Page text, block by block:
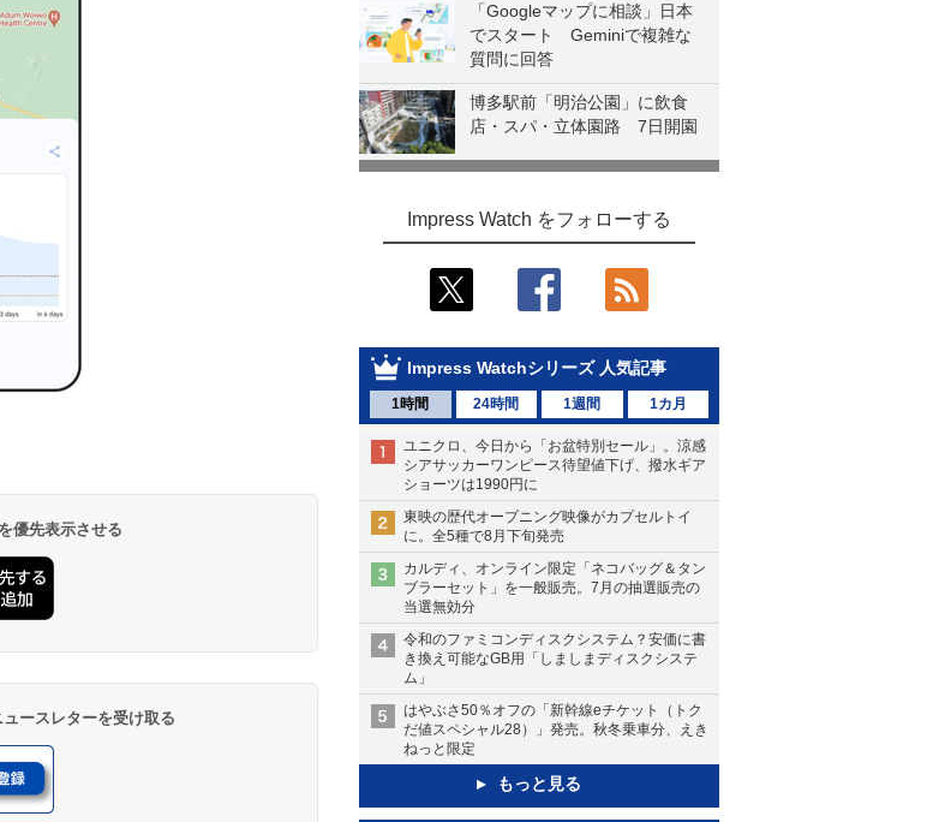
「Googleマップに相談」日本
でスタート Geminiで複雑な
質問に回答
博多駅前「明治公園」に飲食
店・スパ・立体園路 7日開園
Impress Watch をフォローする
Impress Watchシリーズ 人気記事
1時間 24時間 1週間 1カ月
ユニクロ、今日から「お盆特別セール」。涼感
シアサッカーワンピース待望値下げ、撥水ギア
ショーツは1990円に
東映の歴代オープニング映像がカプセルトイ
に。全5種で8月下旬発売
カルディ、オンライン限定「ネコバッグ＆タン
ブラーセット」を一般販売。7月の抽選販売の
当選無効分
令和のファミコンディスクシステム？安価に書
き換え可能なGB用「しましまディスクシステ
ム」
はやぶさ50％オフの「新幹線eチケット（トク
だ値スペシャル28）」発売。秋冬乗車分、えき
ねっと限定
もっと見る
優先表示させる
ースレターを受け取る